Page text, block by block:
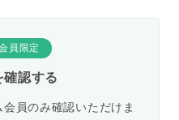
員限定
確認する
員のみ確認いただけま